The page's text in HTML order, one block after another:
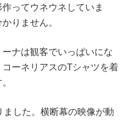
ってウネウネしていま
りません。
ナは観客でいっぱいにな
ーネリアスのTシャツを着
した。横断幕の映像が動